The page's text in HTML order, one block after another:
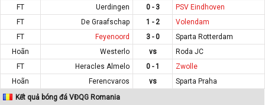
FT
Uerdingen 0 - 3
PSV Eindhoven
FT
De Graafschap 1 - 2
Volendam
FT
Feyenoord 3 - 0
Sparta Rotterdam
Hoãn
Westerlo vs
Roda JC
FT
Heracles Almelo 0 - 1
Zwolle
Hoãn
Ferencvaros vs
Sparta Praha
Kết quả bóng đá VĐQG Romania